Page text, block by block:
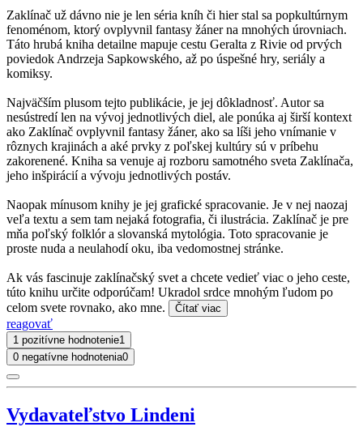
Zaklínač už dávno nie je len séria kníh či hier stal sa popkultúrnym
fenoménom, ktorý ovplyvnil fantasy žáner na mnohých úrovniach.
Táto hrubá kniha detailne mapuje cestu Geralta z Rivie od prvých
poviedok Andrzeja Sapkowského, až po úspešné hry, seriály a
komiksy.
Najväčším plusom tejto publikácie, je jej dôkladnosť. Autor sa
nesústredí len na vývoj jednotlivých diel, ale ponúka aj širší kontext
ako Zaklínač ovplyvnil fantasy žáner, ako sa líši jeho vnímanie v
rôznych krajinách a aké prvky z poľskej kultúry sú v príbehu
zakorenené. Kniha sa venuje aj rozboru samotného sveta Zaklínača,
jeho inšpirácií a vývoju jednotlivých postáv.
Naopak mínusom knihy je jej grafické spracovanie. Je v nej naozaj
veľa textu a sem tam nejaká fotografia, či ilustrácia. Zaklínač je pre
mňa poľský folklór a slovanská mytológia. Toto spracovanie je
proste nuda a neulahodí oku, iba vedomostnej stránke.
Ak vás fascinuje zaklínačský svet a chcete vedieť viac o jeho ceste,
túto knihu určite odporúčam! Ukradol srdce mnohým ľudom po
celom svete rovnako, ako mne.
Čítať viac
reagovať
1 pozitívne hodnotenie1
0 negatívne hodnotenia0
Vydavateľstvo Lindeni